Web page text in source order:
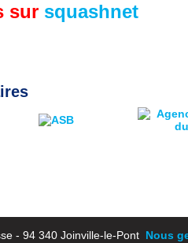
sur squashnet
- 94 340 Joinville-le-Pont Nous